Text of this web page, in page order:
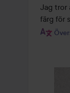
Jag tror
färg för